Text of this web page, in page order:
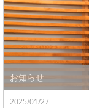
お知らせ
2025/01/27